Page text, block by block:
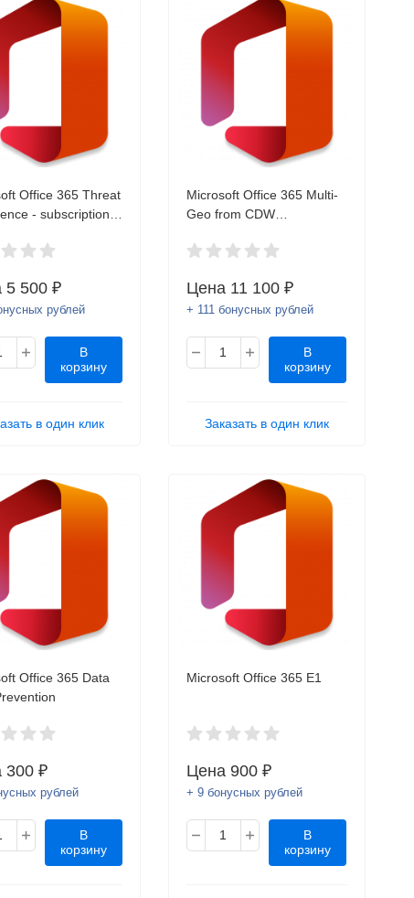
Office 365 Threat
- subscription
FTH-00001 OVL
5 500 ₽
рублей
В
корзину
в один клик
Microsoft Office 365 Multi-
Geo from CDW
NCEMULTIGEOG ESD
Цена 11 100 ₽
+ 111 бонусных рублей
В
корзину
Заказать в один клик
Office 365 Data
300 ₽
рублей
В
корзину
Microsoft Office 365 E1
Цена 900 ₽
+ 9 бонусных рублей
В
корзину